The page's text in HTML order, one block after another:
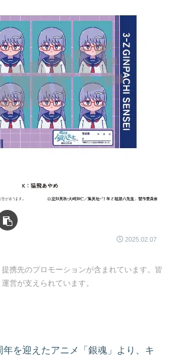
2025.02.07
携先のプロモーションが含まれています。皆
営が支えられています。
を迎えたアニメ「銀魂」より、キ